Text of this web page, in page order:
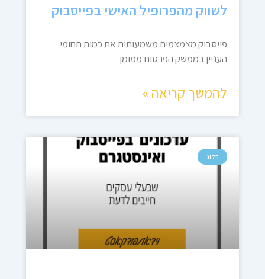
לשווק מהפרופיל האישי בפייסבוק
פייסבוק מצמצמים משמעותית את כמות תחומי
העניין בממשק הפרסום ממומן
להמשך קריאה »
בלוג